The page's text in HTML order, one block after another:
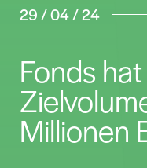
29 / 04 / 24
Fonds
Millionen